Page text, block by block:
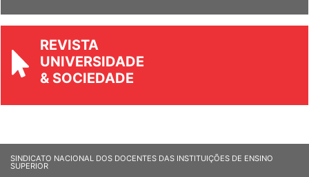
REVISTA
UNIVERSIDADE
& SOCIEDADE
SINDICATO NACIONAL DOS DOCENTES DAS INSTITUIÇÕES DE ENSINO
SUPERIOR